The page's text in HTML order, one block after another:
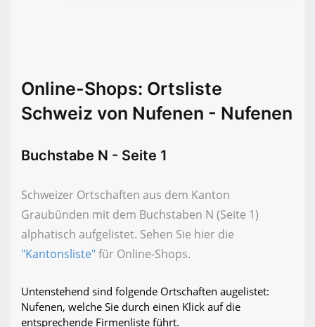
Online-Shops: Ortsliste
Schweiz von Nufenen - Nufenen
Buchstabe N - Seite 1
Schweizer Ortschaften aus dem Kanton
Graubünden mit dem Buchstaben N (Seite 1)
alphatisch aufgelistet. Sehen Sie hier die
"Kantonsliste"für Online-Shops.
Untenstehend sind folgende Ortschaften augelistet:
Nufenen, welche Sie durch einen Klick auf die
entsprechende Firmenliste führt.